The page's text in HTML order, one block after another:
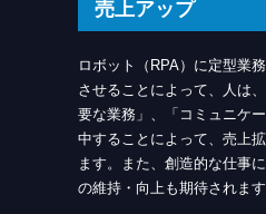
売上アップ
ロボット（RPA）に定型業
させることによって、人は
要な業務」、「コミュニケ
中することによって、売上
ます。また、創造的な仕事
の維持・向上も期待されます